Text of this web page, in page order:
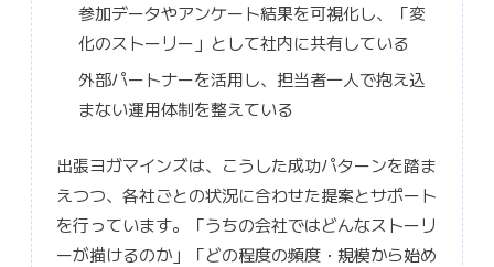
参加データやアンケート結果を可視化し、「変
化のストーリー」として社内に共有している
外部パートナーを活用し、担当者一人で抱え込
まない運用体制を整えている
出張ヨガマインズは、こうした成功パターンを踏ま
えつつ、各社ごとの状況に合わせた提案とサポート
を行っています。「うちの会社ではどんなストーリ
ーが描けるのか」「どの程度の頻度・規模から始め